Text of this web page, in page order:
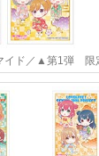
ド／▲第1弾 限